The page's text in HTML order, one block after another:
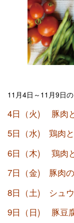
11月4日～11月9日
4日（火) 豚肉
5日（水) 鶏肉と
6日（木) 鶏肉
7日（金) 豚肉
8日（土) シュ
9日（日) 豚豆